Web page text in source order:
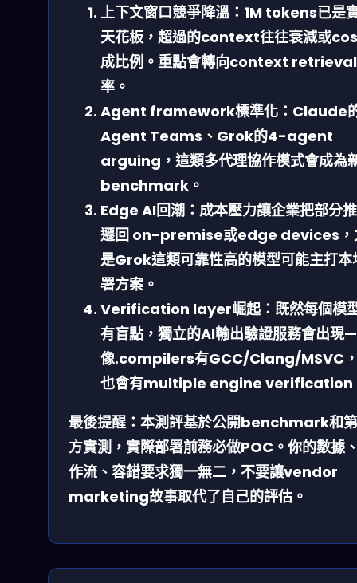
上下文窗口競爭降溫 ：1M tokens已是
天花板，超過的context往往衰減或
成比例。重點會轉向context
率。
Agent framework標準化 ：Claude
Agent Teams、Grok的4-agent
arguing，這類多代理協作模式會成為
benchmark。
Edge AI回潮 ：成本壓力讓企業把部分
遷回 on-premise或edge devices，
是Grok這類可靠性高的模型可能主打本
署方案。
Verification layer崛起：既然每個模
有盲點，獨立的AI輸出驗證服務會出現
像.compilers有GCC/Clang/MSVC
也會有multiple engine verification
最後提醒：本測評基於公開benchmark和
方實測， 實際部署前務必做POC 。你的數據
作流、容錯要求獨一無二，不要讓vendor
marketing故事取代了自己的評估。